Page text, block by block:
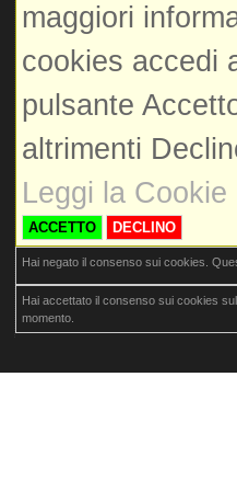
maggiori
cookies accedi
pulsante
altrimenti
Leggi la Cookie
ACCETTO DECLINO
Hai negato il consenso sui cookies.
Hai accettato il consenso sui cookies
momento.